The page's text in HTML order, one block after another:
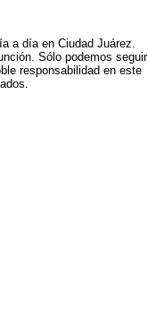
a día en Ciudad Juárez.
Sólo podemos seguir
responsabilidad en este